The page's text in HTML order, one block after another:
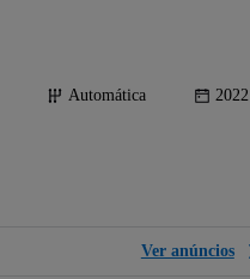
Automática 2022
Ver anúncios